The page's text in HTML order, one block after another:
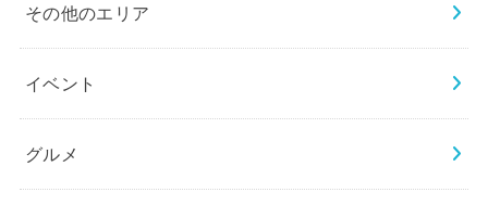
その他のエリア
イベント
グルメ